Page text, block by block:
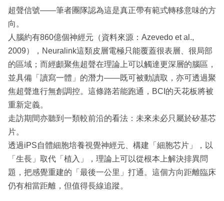
超聲信號——筆者團隊認為這是真正帶有範式轉移意味的方
向。
人腦約有860億個神經元（資料來源：Azevedo et al.,
2009），Neuralink這類皮層電極只能覆蓋很表層、很局部
的區域；而經顱聚焦超聲在理論上可以觸達更深層的腦區，
並具備「讀寫一體」的潛力——既可被動讀取，亦可透過聚
焦超聲進行無創調控。這條路若能跑通，BCI的天花板將被
重新定義。
走訪期間亦聽到一類較前沿的看法：未來未必只屬於矽基芯
片。
透過iPS自體細胞培養視覺神經元、構建「細胞芯片」，以
「生長」取代「植入」，理論上可以從根本上解決排異問
題，把感覺重建的「最後一公里」打通。這個方向距離臨床
仍有相當距離，但值得長線追蹤。